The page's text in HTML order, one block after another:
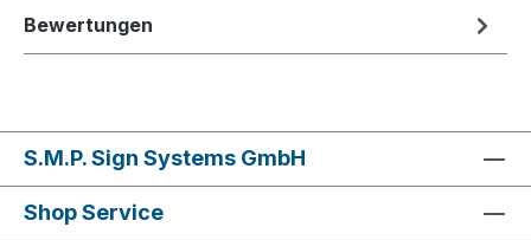
Bewertungen
S.M.P. Sign Systems GmbH
Shop Service